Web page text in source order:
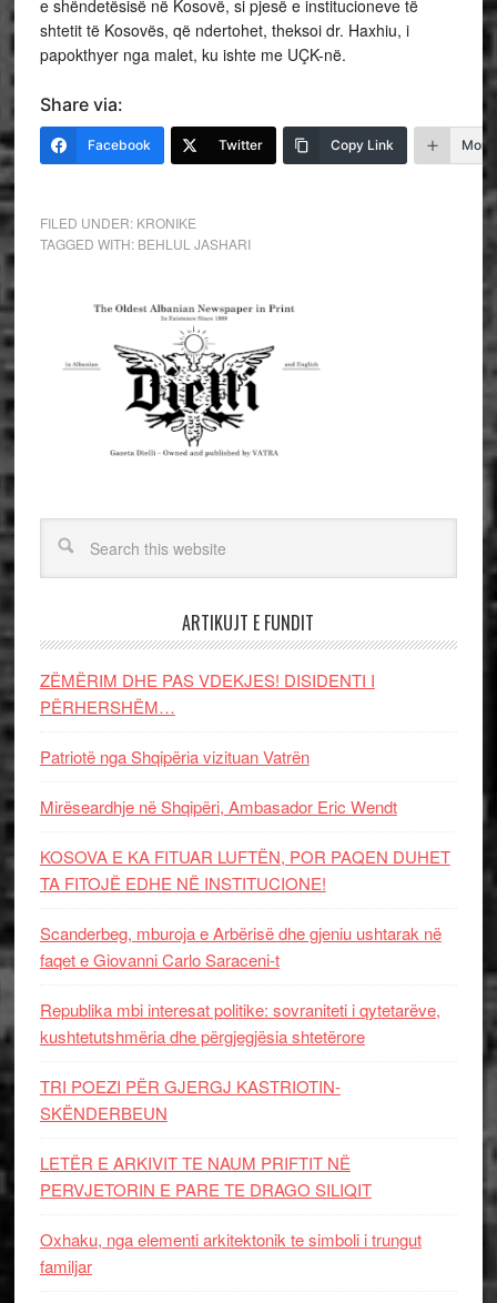
e shëndetësisë në Kosovë, si pjesë e institucioneve të
shtetit të Kosovës, që ndertohet, theksoi dr. Haxhiu, i
papokthyer nga malet, ku ishte me UÇK-në.
Share via:
Facebook Twitter Copy Link More
FILED UNDER: KRONIKE
TAGGED WITH: BEHLUL JASHARI
ARTIKUJT E FUNDIT
ZËMËRIM DHE PAS VDEKJES! DISIDENTI I
PËRHERSHËM…
Patriotë nga Shqipëria vizituan Vatrën
Mirëseardhje në Shqipëri, Ambasador Eric Wendt
KOSOVA E KA FITUAR LUFTËN, POR PAQEN DUHET
TA FITOJË EDHE NË INSTITUCIONE!
Scanderbeg, mburoja e Arbërisë dhe gjeniu ushtarak në
faqet e Giovanni Carlo Saraceni-t
Republika mbi interesat politike: sovraniteti i qytetarëve,
kushtetutshmëria dhe përgjegjësia shtetërore
TRI POEZI PËR GJERGJ KASTRIOTIN-
SKËNDERBEUN
LETËR E ARKIVIT TE NAUM PRIFTIT NË
PERVJETORIN E PARE TE DRAGO SILIQIT
Oxhaku, nga elementi arkitektonik te simboli i trungut
familjar